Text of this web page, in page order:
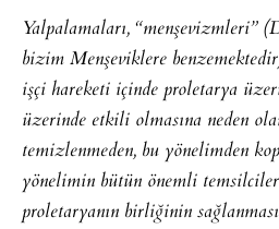
Yalpalamaları, “menşevizmleri”
bizim Menşeviklere
işçi hareketi içinde proletarya
üzerinde etkili olmasına neden
temizlenmeden, bu yönelimden
yönelimin bütün önemli
proletaryanın birliğinin